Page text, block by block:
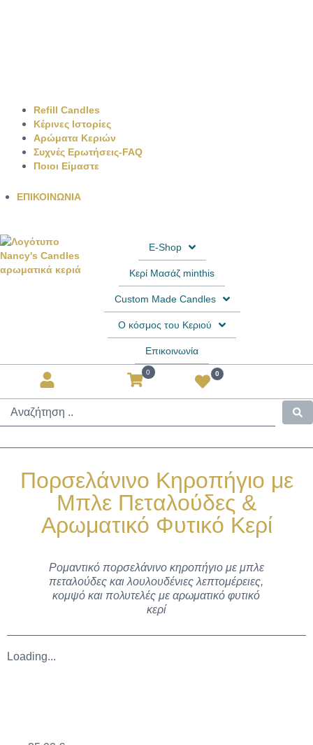
Refill Candles
Κέρινες Ιστορίες
Αρώματα Κεριών
Συχνές Ερωτήσεις-FAQ
Ποιοι Είμαστε
ΕΠΙΚΟΙΝΩΝΙΑ
E-Shop
Κερί Μασάζ minthis
Custom Made Candles
Ο κόσμος του Κεριού
Επικοινωνία
0 0
Πορσελάνινο Κηροπήγιο με
Μπλε Πεταλούδες &
Αρωματικό Φυτικό Κερί
Ρομαντικό πορσελάνινο κηροπήγιο με μπλε
πεταλούδες και λουλουδένιες λεπτομέρειες,
κομψό και πολυτελές με αρωματικό φυτικό
κερί
Loading...